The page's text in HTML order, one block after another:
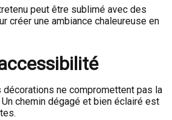
peut être sublimé avec des
créer une ambiance chaleureuse en
ne compromettent pas la
chemin dégagé et bien éclairé est